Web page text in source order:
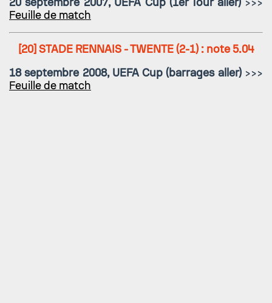
Feuille de match
[20] STADE RENNAIS - TWENTE(2-1) : note 5.04
18 septembre 2008, UEFA Cup (barrages aller)>>>
Feuille de match